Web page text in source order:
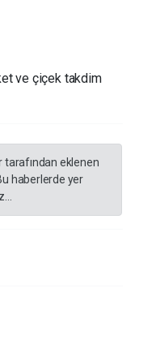
ve çiçek takdim
tarafından eklenen
haberlerde yer